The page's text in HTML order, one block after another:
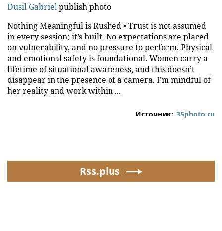
Dusil Gabrielpublish photo
Nothing Meaningful is Rushed • Trust is not assumed
in every session; it’s built. No expectations are placed
on vulnerability, and no pressure to perform. Physical
and emotional safety is foundational. Women carry a
lifetime of situational awareness, and this doesn’t
disappear in the presence of a camera. I’m mindful of
her reality and work within ...
Источник: 35photo.ru
Rss.plus